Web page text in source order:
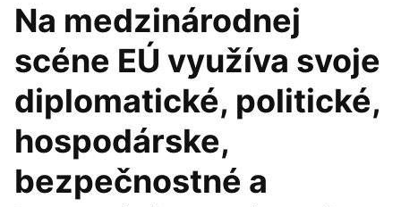
Na medzinárodnej
scéne EÚ využíva svoje
diplomatické, politické,
hospodárske,
bezpečnostné a